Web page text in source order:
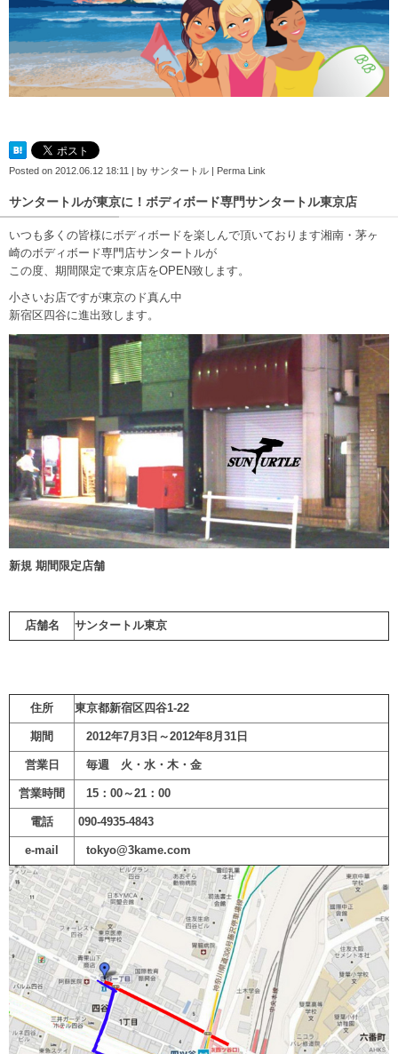
Posted on 2012.06.12 18:11 | by サンタートル | Perma Link
サンタートルが東京に！ボディボード専門サンタートル東京店
いつも多くの皆様にボディボードを楽しんで頂いております湘南・茅ヶ
崎のボディボード専門店サンタートルが
この度、期間限定で東京店をOPEN致します。
小さいお店ですが東京のド真ん中
新宿区四谷に進出致します。
新規 期間限定店舗
店舗名 サンタートル東京
住所 東京都新宿区四谷1-22
期間 2012年7月3日～2012年8月31日
営業日 毎週 火・水・木・金
営業時間 15：00～21：00
電話 090-4935-4843
e-mail tokyo@3kame.com